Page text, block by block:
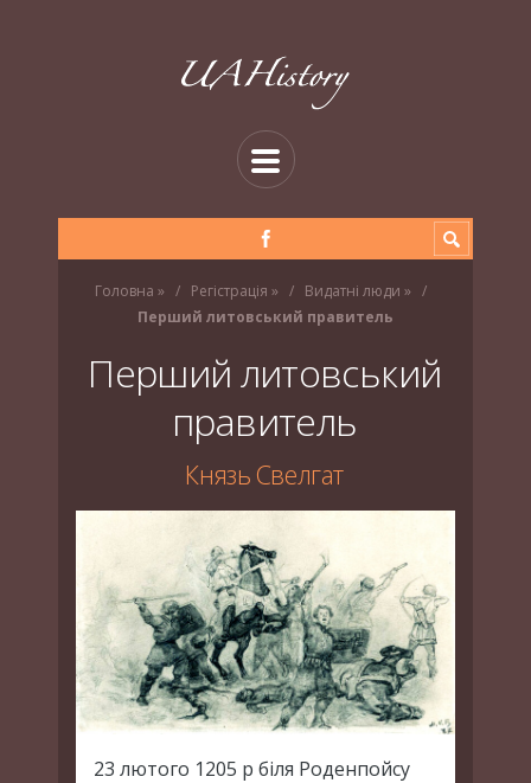
Головна » Регістрація » Видатні люди »
Перший литовський правитель
Перший литовський
правитель
Князь Свелгат
23 лютого 1205 р біля Роденпойсу